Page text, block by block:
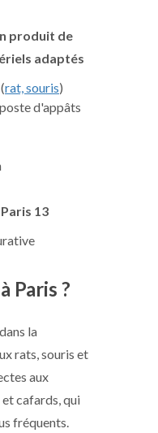
produit de
adaptés
rat, souris)
d'appâts
13
Paris ?
la
rats, souris et
aux
et cafards, qui
fréquents.